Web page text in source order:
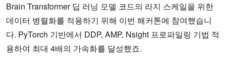
Brain Transformer 딥 러닝 모델 코드의 라지 스케일을 위한
데이터 병렬화를 적용하기 위해 이번 해커톤에 참여했습니
다. PyTorch 기반에서 DDP, AMP, Nsight 프로파일링 기법 적
용하여 최대 4배의 가속화를 달성했죠.